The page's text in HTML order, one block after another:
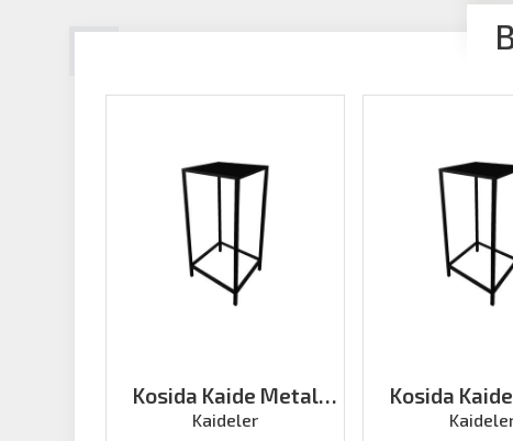
Kosida Kaide Metal
40cmx h:70
Kaideler
Kosida
50cmx